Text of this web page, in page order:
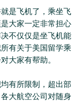
是飞机了，乘坐飞
大家一定非常担心
不仅仅是坐飞机能
有关于美国留学乘
大家有帮助。
有所限制，超出部
大航空公司对随身